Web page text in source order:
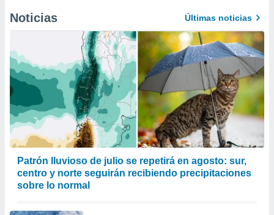
Noticias Últimas noticias
Patrón lluvioso de julio se repetirá en agosto: sur,
centro y norte seguirán recibiendo precipitaciones
sobre lo normal